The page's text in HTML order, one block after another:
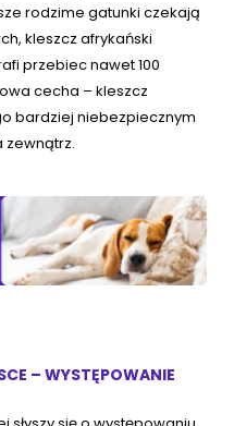
rodzime gatunki czekają
kleszcz afrykański
przebiec nawet 100
cecha – kleszcz
bardziej niebezpiecznym
zewnątrz.
– WYSTĘPOWANIE